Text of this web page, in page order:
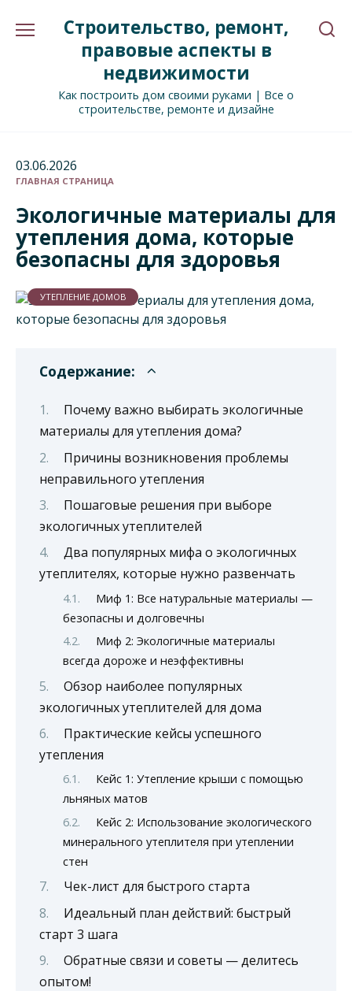
Строительство, ремонт,
правовые аспекты в
недвижимости
Как построить дом своими руками | Все о
строительстве, ремонте и дизайне
03.06.2026
ГЛАВНАЯ СТРАНИЦА
Экологичные материалы для
утепления дома, которые
безопасны для здоровья
УТЕПЛЕНИЕ ДОМОВ
Содержание:
Почему важно выбирать экологичные
материалы для утепления дома?
Причины возникновения проблемы
неправильного утепления
Пошаговые решения при выборе
экологичных утеплителей
Два популярных мифа о экологичных
утеплителях, которые нужно развенчать
Миф 1: Все натуральные материалы —
безопасны и долговечны
Миф 2: Экологичные материалы
всегда дороже и неэффективны
Обзор наиболее популярных
экологичных утеплителей для дома
Практические кейсы успешного
утепления
Кейс 1: Утепление крыши с помощью
льняных матов
Кейс 2: Использование экологического
минерального утеплителя при утеплении
стен
Чек-лист для быстрого старта
Идеальный план действий: быстрый
старт 3 шага
Обратные связи и советы — делитесь
опытом!